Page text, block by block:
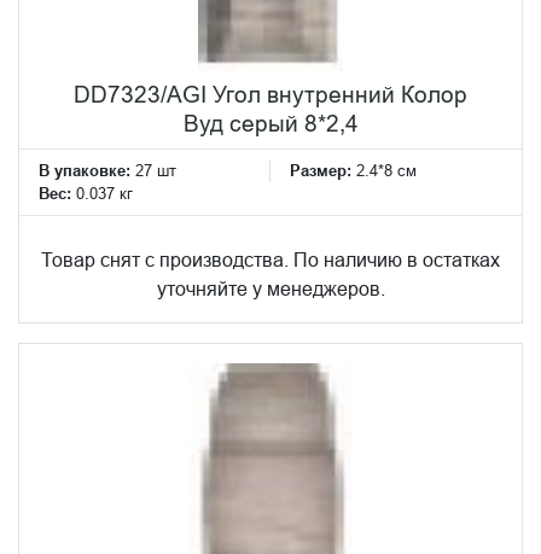
DD7323/AGI Угол внутренний Колор
Вуд серый 8*2,4
В упаковке: 27 шт Размер: 2.4*8 см
Вес: 0.037 кг
Товар снят с производства. По наличию в остатках
уточняйте у менеджеров.